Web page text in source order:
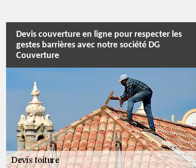
Devis couverture en ligne pour respecter les
gestes barrières avec notre société DG
Couverture